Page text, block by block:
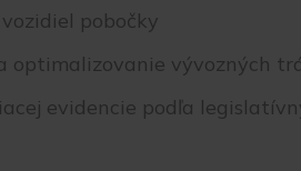
pobočky​
optimalizovanie vývozných
evidencie podľa